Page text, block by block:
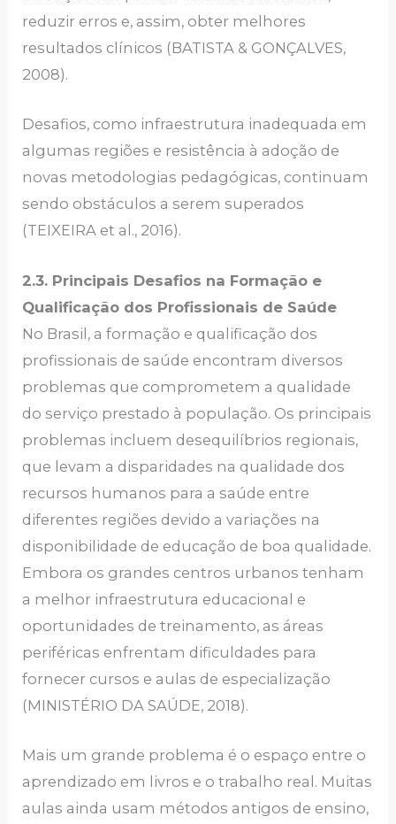
reduzir erros e, assim, obter melhores
resultados clínicos (BATISTA & GONÇALVES,
2008).
Desafios, como infraestrutura inadequada em
algumas regiões e resistência à adoção de
novas metodologias pedagógicas, continuam
sendo obstáculos a serem superados
(TEIXEIRA et al., 2016).
2.3. Principais Desafios na Formação e
Qualificação dos Profissionais de Saúde
No Brasil, a formação e qualificação dos
profissionais de saúde encontram diversos
problemas que comprometem a qualidade
do serviço prestado à população. Os principais
problemas incluem desequilíbrios regionais,
que levam a disparidades na qualidade dos
recursos humanos para a saúde entre
diferentes regiões devido a variações na
disponibilidade de educação de boa qualidade.
Embora os grandes centros urbanos tenham
a melhor infraestrutura educacional e
oportunidades de treinamento, as áreas
periféricas enfrentam dificuldades para
fornecer cursos e aulas de especialização
(MINISTÉRIO DA SAÚDE, 2018).
Mais um grande problema é o espaço entre o
aprendizado em livros e o trabalho real. Muitas
aulas ainda usam métodos antigos de ensino,